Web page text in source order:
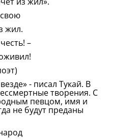
жил.
–
- писал Тукай. В
творения. С
певцом, имя и
не будут преданы